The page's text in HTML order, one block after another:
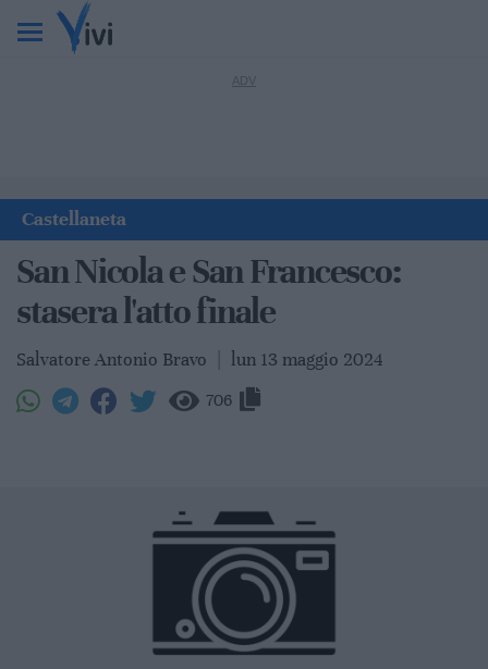
Castellaneta
San Nicola e San Francesco:
stasera l'atto finale
Salvatore Antonio Bravo lun 13 maggio 2024
706